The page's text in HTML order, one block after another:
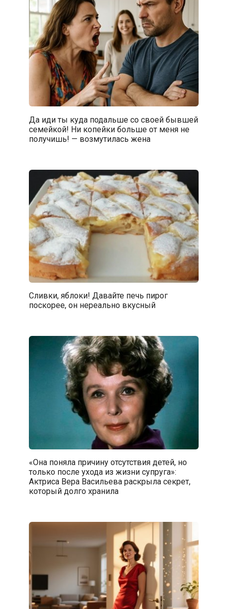
Да иди ты куда подальше со своей бывшей
семейкой! Ни копейки больше от меня не
получишь! — возмутилась жена
Сливки, яблоки! Давайте печь пирог
поскорее, он нереально вкусный
«Она поняла причину отсутствия детей, но
только после ухода из жизни супруга»:
Актриса Вера Васильева раскрыла секрет,
который долго хранила